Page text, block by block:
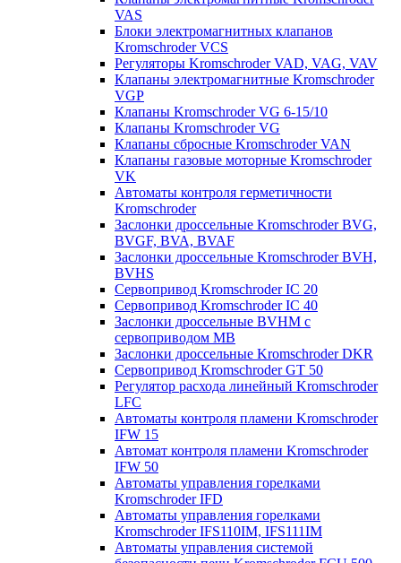
VAS
Блоки электромагнитных клапанов
Kromschroder VCS
Регуляторы Kromschroder VAD, VAG, VAV
Клапаны электромагнитные Kromschroder
VGP
Клапаны Kromschroder VG 6-15/10
Клапаны Kromschroder VG
Клапаны сбросные Kromschroder VAN
Клапаны газовые моторные Kromschroder
VK
Автоматы контроля герметичности
Kromschroder
Заслонки дроссельные Kromschroder BVG,
BVGF, BVA, BVAF
Заслонки дроссельные Kromschroder BVH,
BVHS
Сервопривод Kromschroder IC 20
Сервопривод Kromschroder IC 40
Заслонки дроссельные BVHM с
сервоприводом МВ
Заслонки дроссельные Kromschroder DKR
Cервопривод Kromschroder GT 50
Регулятор расхода линейный Kromschroder
LFC
Автоматы контроля пламени Kromschroder
IFW 15
Автомат контроля пламени Kromschroder
IFW 50
Автоматы управления горелками
Kromschroder IFD
Автоматы управления горелками
Kromschroder IFS110IM, IFS111IM
Автоматы управления системой